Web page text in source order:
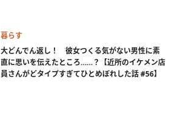
暮らす
大どんでん返し！ 彼女つくる気がない男性に素
直に思いを伝えたところ……？【近所のイケメン店
員さんがどタイプすぎてひとめぼれした話 #56】